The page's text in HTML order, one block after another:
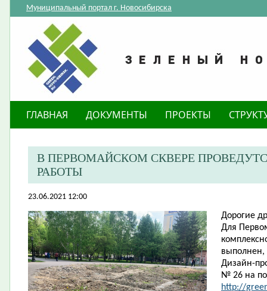
Муниципальный портал г. Новосибирска
ГЛАВНАЯ ДОКУМЕНТЫ ПРОЕКТЫ
В ПЕРВОМАЙСКОМ СКВЕРЕ
РАБОТЫ
23.06.2021 12:00
Дорогие
Для
выполнен,
Дизайн-
№ 26 на
http://